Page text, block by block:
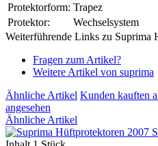
Protektorform: Trapez
Protektor:
Wechselsystem
Weiterführende Links zu Suprima
Fragen zum Artikel?
Weitere Artikel von suprima
Ähnliche Artikel Kunden kauften
angesehen
Ähnliche Artikel